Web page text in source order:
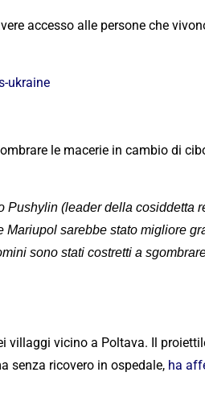
accesso alle persone che
ukraine
le macerie in cambio di
(leader della cosiddetta
sarebbe stato migliore
sono stati costretti a
vicino a Poltava. Il
senza ricovero in ospedale, ha